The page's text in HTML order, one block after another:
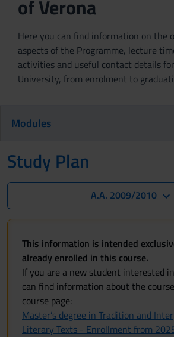
of Verona
Here you can find information on the
aspects of the Programme, lecture
activities and useful contact details
University, from enrolment to
Modules
Study Plan
A.A. 2009/2010
This information is intended
already enrolled in this course.
If you are a new student interested
can find information about the
course page:
Master’s degree in Tradition and
Literary Texts - Enrollment from